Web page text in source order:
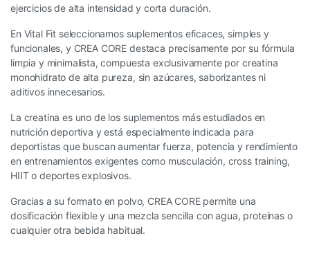
ejercicios de alta intensidad y corta duración.
En Vital Fit seleccionamos suplementos eficaces, simples y
funcionales, y CREA CORE destaca precisamente por su fórmula
limpia y minimalista, compuesta exclusivamente por creatina
monohidrato de alta pureza, sin azúcares, saborizantes ni
aditivos innecesarios.
La creatina es uno de los suplementos más estudiados en
nutrición deportiva y está especialmente indicada para
deportistas que buscan aumentar fuerza, potencia y rendimiento
en entrenamientos exigentes como musculación, cross training,
HIIT o deportes explosivos.
Gracias a su formato en polvo, CREA CORE permite una
dosificación flexible y una mezcla sencilla con agua, proteínas o
cualquier otra bebida habitual.